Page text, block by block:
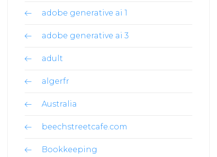
adobe generative ai 1
adobe generative ai 3
adult
algerfr
Australia
beechstreetcafe.com
Bookkeeping